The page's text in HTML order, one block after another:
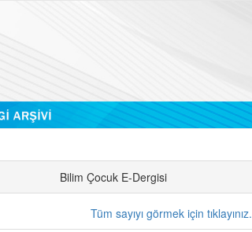
Bilim Çocuk E-Dergisi
Tüm sayıyı görmek için tıklayınız.